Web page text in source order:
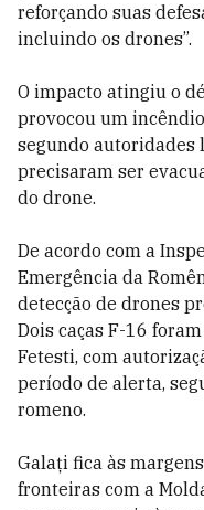
reforçando suas
incluindo os drones”.
O impacto atingiu o
provocou um
segundo autoridades
precisaram ser
do drone.
De acordo com a
Emergência da
detecção de drones
Dois caças F-16
Fetesti, com
período de alerta,
romeno.
Galați fica às
fronteiras com a